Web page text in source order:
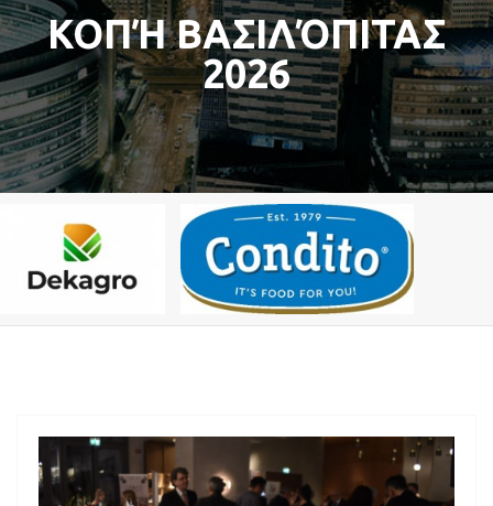
ΚΟΠΉ ΒΑΣΙΛΌΠΙΤΑΣ
2026